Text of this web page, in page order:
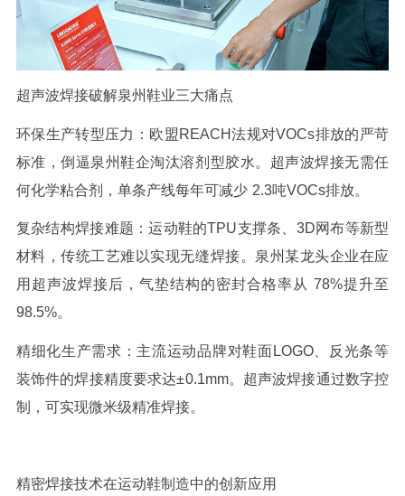
超声波焊接破解泉州鞋业三大痛点
环保生产转型压力：欧盟 REACH法规对VOCs排放的严苛
标准，倒逼泉州鞋企淘汰溶剂型胶水。超声波焊接无需任
何化学粘合剂，单条产线每年可减少 2.3吨VOCs排放。
复杂结构焊接难题：运动鞋的TPU支撑条、 3D网布等新型
材料，传统工艺难以实现无缝焊接。泉州某龙头企业在应
用超声波焊接后，气垫结构的密封合格率从 78%提升至
98.5%。
精细化生产需求：主流运动品牌对鞋面 LOGO、反光条等
装饰件的焊接精度要求达±0.1mm。超声波焊接通过数字控
制，可实现微米级精准焊接。
精密焊接技术在运动鞋制造中的创新应用